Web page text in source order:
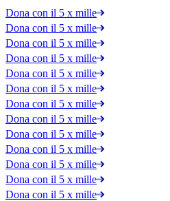
Dona con il 5 x mille
Dona con il 5 x mille
Dona con il 5 x mille
Dona con il 5 x mille
Dona con il 5 x mille
Dona con il 5 x mille
Dona con il 5 x mille
Dona con il 5 x mille
Dona con il 5 x mille
Dona con il 5 x mille
Dona con il 5 x mille
Dona con il 5 x mille
Dona con il 5 x mille